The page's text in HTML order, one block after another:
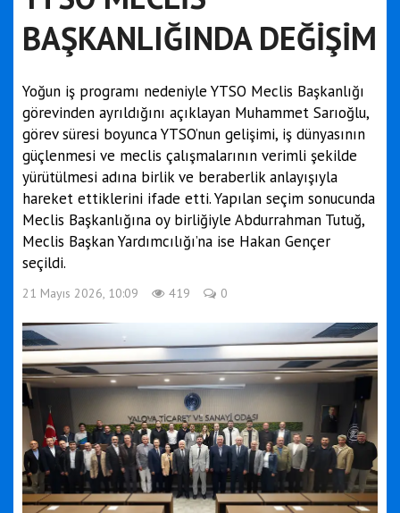
BAŞKANLIĞINDA DEĞİŞİM
Yoğun iş programı nedeniyle YTSO Meclis Başkanlığı
görevinden ayrıldığını açıklayan Muhammet Sarıoğlu,
görev süresi boyunca YTSO’nun gelişimi, iş dünyasının
güçlenmesi ve meclis çalışmalarının verimli şekilde
yürütülmesi adına birlik ve beraberlik anlayışıyla
hareket ettiklerini ifade etti. Yapılan seçim sonucunda
Meclis Başkanlığına oy birliğiyle Abdurrahman Tutuğ,
Meclis Başkan Yardımcılığı’na ise Hakan Gençer
seçildi.
21 Mayıs 2026, 10:09 419 0